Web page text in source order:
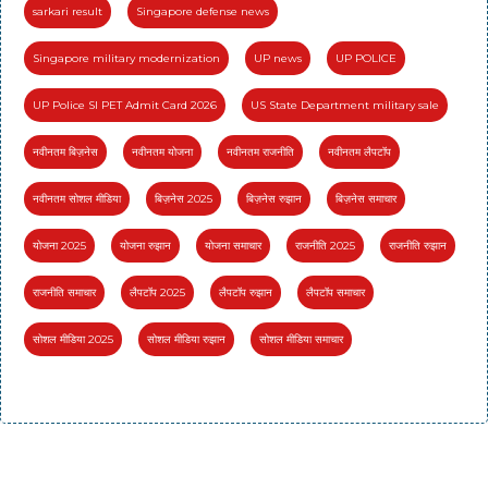
sarkari result Singapore defense news
Singapore military modernization UP news UP POLICE
UP Police SI PET Admit Card 2026 US State Department military sale
नवीनतम बिज़नेस नवीनतम योजना नवीनतम राजनीति नवीनतम लैपटॉप
नवीनतम सोशल मीडिया बिज़नेस 2025 बिज़नेस रुझान बिज़नेस समाचार
योजना 2025 योजना रुझान योजना समाचार राजनीति 2025 राजनीति रुझान
राजनीति समाचार लैपटॉप 2025 लैपटॉप रुझान लैपटॉप समाचार
सोशल मीडिया 2025 सोशल मीडिया रुझान सोशल मीडिया समाचार